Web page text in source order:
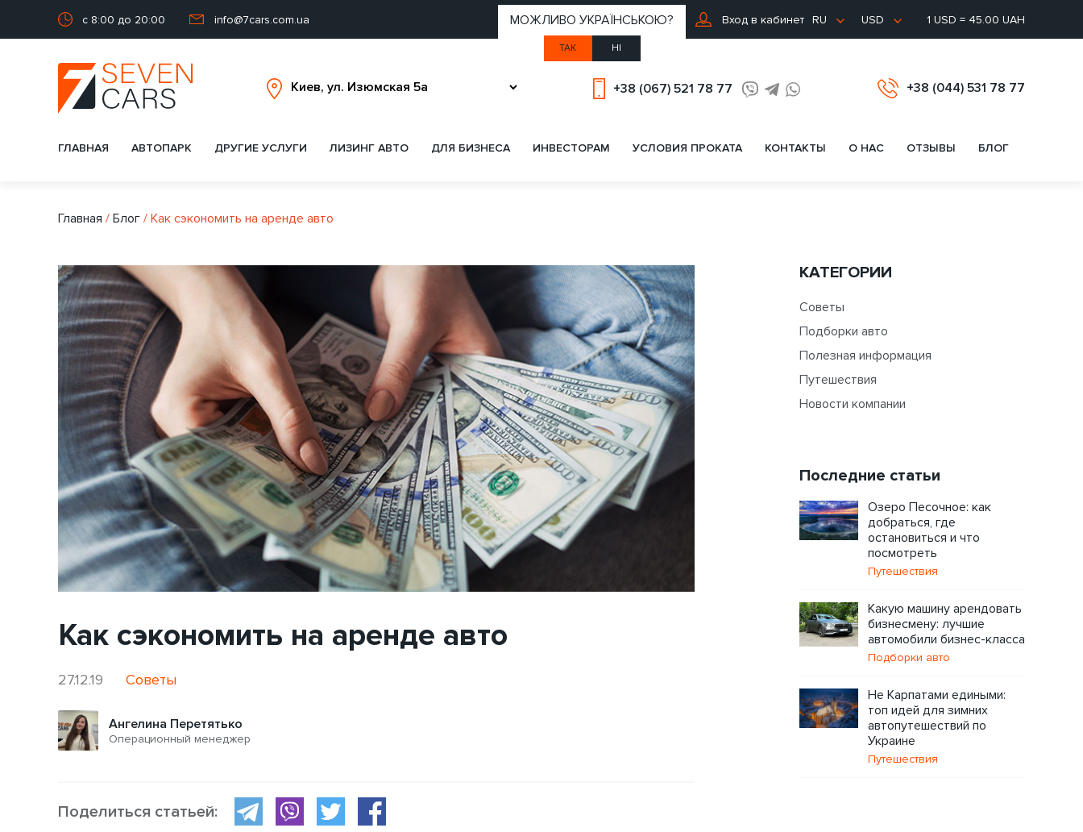
с 8:00 до 20:00 info@7cars.com.ua Вход в кабинет RU
МОЖЛИВО УКРАЇНСЬКОЮ?
ТАК НІ
USD 1 USD = 45.00 UAH
+38 (067) 521 78 77 +38 (044) 531 78 77
ГЛАВНАЯ АВТОПАРК ДРУГИЕ УСЛУГИ ЛИЗИНГ АВТО ДЛЯ БИЗНЕСА ИНВЕСТОРАМ УСЛОВИЯ ПРОКАТА КОНТАКТЫ О НАС ОТЗЫВЫ БЛОГ
Главная / Блог / Как сэкономить на аренде авто
Как сэкономить на аренде авто
27.12.19 Советы
Ангелина Перетятько
Операционный менеджер
Поделиться статьей:
КАТЕГОРИИ
Советы
Подборки авто
Полезная информация
Путешествия
Новости компании
Последние статьи
Озеро Песочное: как
добраться, где
остановиться и что
посмотреть
Путешествия
Какую машину арендовать
бизнесмену: лучшие
автомобили бизнес-класса
Подборки авто
Не Карпатами едиными:
топ идей для зимних
автопутешествий по
Украине
Путешествия